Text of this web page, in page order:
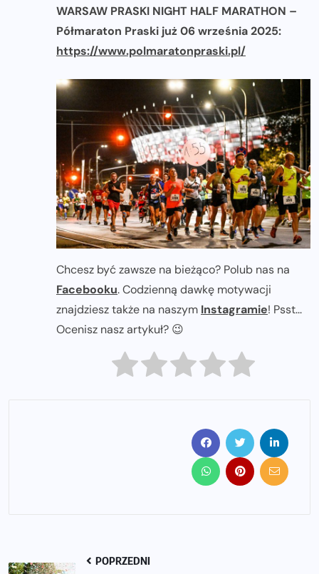
WARSAW PRASKI NIGHT HALF MARATHON –
Półmaraton Praski już 06 września 2025:
https://www.polmaratonpraski.pl/
Chcesz być zawsze na bieżąco? Polub nas na
Facebooku. Codzienną dawkę motywacji
znajdziesz także na naszym Instagramie! Psst...
Ocenisz nasz artykuł? 😉
POPRZEDNI